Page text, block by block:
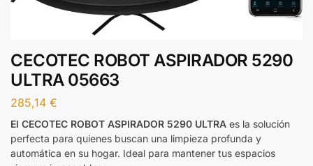
CECOTEC ROBOT ASPIRADOR 5290
ULTRA 05663
285,14 €
El CECOTEC ROBOT ASPIRADOR 5290 ULTRA es la solución
perfecta para quienes buscan una limpieza profunda y
automática en su hogar. Ideal para mantener tus espacios